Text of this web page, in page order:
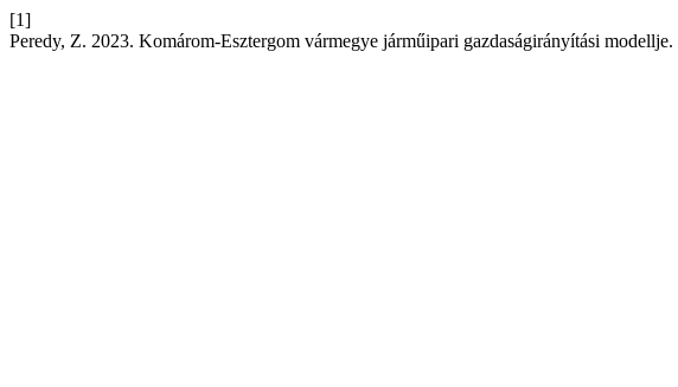
[1]
Peredy, Z. 2023. Komárom-Esztergom vármegye járműipari gazdaságirányítási modellje.